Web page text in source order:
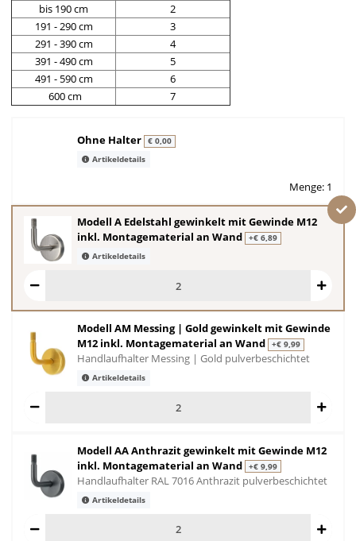
bis 190 cm
2
191 - 290 cm
3
291 - 390 cm
4
391 - 490 cm
5
491 - 590 cm
6
600 cm
7
Ohne Halter € 0,00
Artikeldetails
Menge: 1
Modell A Edelstahl gewinkelt mit Gewinde M12
inkl. Montagematerial an Wand +€ 6,89
Artikeldetails
Modell AM Messing | Gold gewinkelt mit Gewinde
M12 inkl. Montagematerial an Wand +€ 9,99
Handlaufhalter Messing | Gold pulverbeschichtet
Artikeldetails
Modell AA Anthrazit gewinkelt mit Gewinde M12
inkl. Montagematerial an Wand +€ 9,99
Handlaufhalter RAL 7016 Anthrazit pulverbeschichtet
Artikeldetails